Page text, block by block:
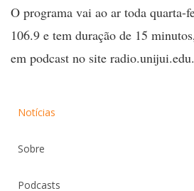
O programa vai ao ar toda quarta-
106.9 e tem duração de 15
em podcast no site
Notícias
Sobre
Podcasts